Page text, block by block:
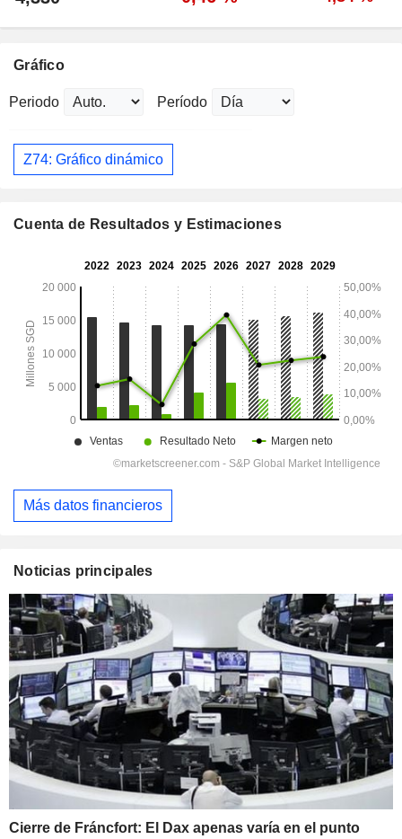
Gráfico
Periodo Período
Z74: Gráfico dinámico
Cuenta de Resultados y Estimaciones
Más datos financieros
Noticias principales
Cierre de Fráncfort: El Dax apenas varía en el punto